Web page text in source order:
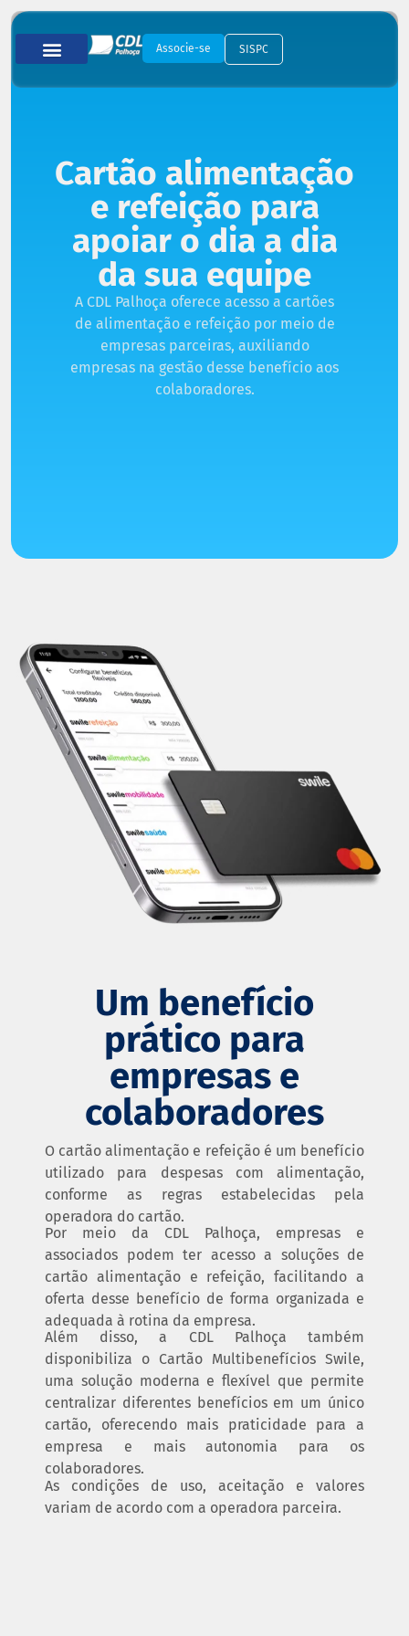
Associe-se SISPC
Cartão alimentação
e refeição para
apoiar o dia a dia
da sua equipe
A CDL Palhoça oferece acesso a cartões
de alimentação e refeição por meio de
empresas parceiras, auxiliando
empresas na gestão desse benefício aos
colaboradores.
Um benefício
prático para
empresas e
colaboradores
O cartão alimentação e refeição é um benefício
utilizado para despesas com alimentação,
conforme as regras estabelecidas pela
operadora do cartão.
Por meio da CDL Palhoça, empresas e
associados podem ter acesso a soluções de
cartão alimentação e refeição, facilitando a
oferta desse benefício de forma organizada e
adequada à rotina da empresa.
Além disso, a CDL Palhoça também
disponibiliza o Cartão Multibenefícios Swile,
uma solução moderna e flexível que permite
centralizar diferentes benefícios em um único
cartão, oferecendo mais praticidade para a
empresa e mais autonomia para os
colaboradores.
As condições de uso, aceitação e valores
variam de acordo com a operadora parceira.